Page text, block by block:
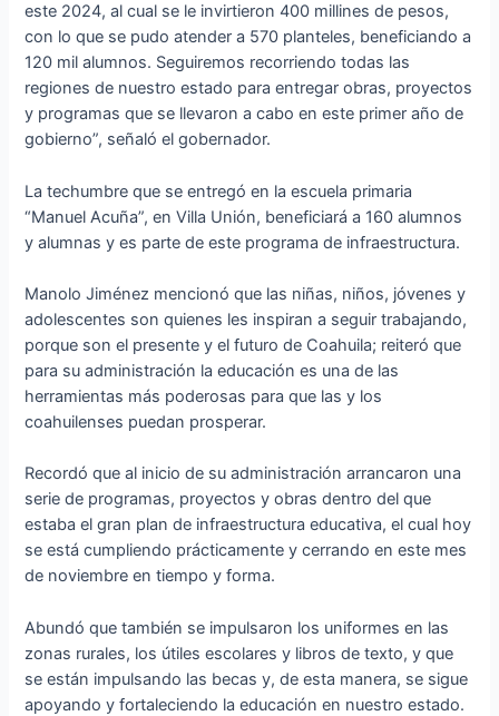
este 2024, al cual se le invirtieron 400 millines de pesos,
con lo que se pudo atender a 570 planteles, beneficiando a
120 mil alumnos. Seguiremos recorriendo todas las
regiones de nuestro estado para entregar obras, proyectos
y programas que se llevaron a cabo en este primer año de
gobierno”, señaló el gobernador.
La techumbre que se entregó en la escuela primaria
“Manuel Acuña”, en Villa Unión, beneficiará a 160 alumnos
y alumnas y es parte de este programa de infraestructura.
Manolo Jiménez mencionó que las niñas, niños, jóvenes y
adolescentes son quienes les inspiran a seguir trabajando,
porque son el presente y el futuro de Coahuila; reiteró que
para su administración la educación es una de las
herramientas más poderosas para que las y los
coahuilenses puedan prosperar.
Recordó que al inicio de su administración arrancaron una
serie de programas, proyectos y obras dentro del que
estaba el gran plan de infraestructura educativa, el cual hoy
se está cumpliendo prácticamente y cerrando en este mes
de noviembre en tiempo y forma.
Abundó que también se impulsaron los uniformes en las
zonas rurales, los útiles escolares y libros de texto, y que
se están impulsando las becas y, de esta manera, se sigue
apoyando y fortaleciendo la educación en nuestro estado.